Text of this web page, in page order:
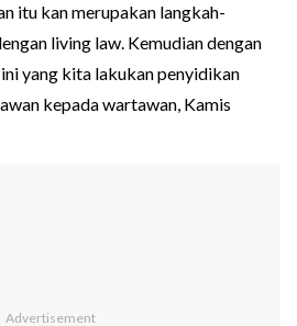
itu kan merupakan langkah-
living law. Kemudian dengan
yang kita lakukan penyidikan
kepada wartawan, Kamis